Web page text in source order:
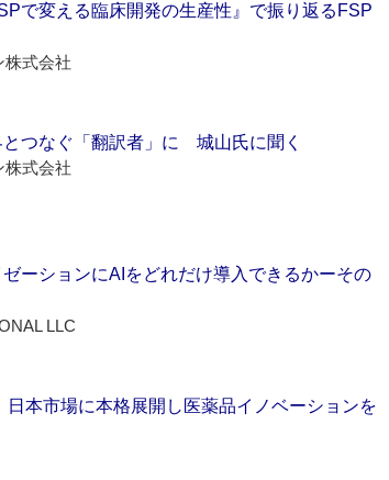
で変える臨床開発の生産性』で振り返るFSP
株式会社
とつなぐ「翻訳者」に 城山氏に聞く
株式会社
ーションにAIをどれだけ導入できるかーその
LLC
本市場に本格展開し医薬品イノベーションを